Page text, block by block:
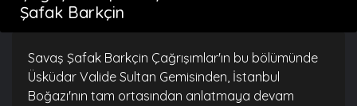
Şafak Barkçin
Savaş Şafak Barkçin Çağrışımlar'ın bu bölümünde
Üsküdar Valide Sultan Gemisinden, İstanbul
Boğazı'nın tam ortasından anlatmaya devam